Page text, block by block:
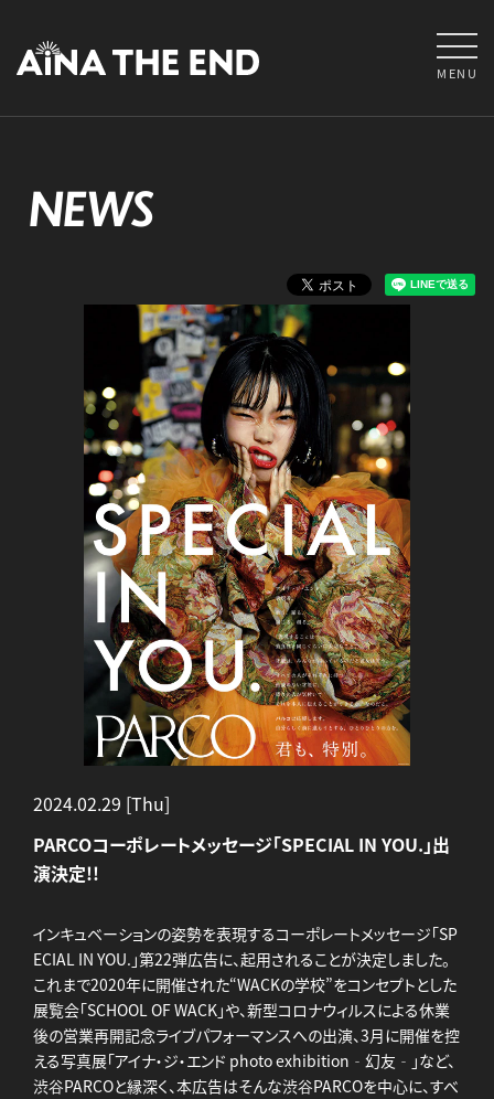
MENU
NEWS
2024.02.29 [Thu]
PARCOコーポレートメッセージ「SPECIAL IN YOU.」出
演決定!!
インキュベーションの姿勢を表現するコーポレートメッセージ「SP
ECIAL IN YOU.」第22弾広告に、起用されることが決定しました。
これまで2020年に開催された“WACKの学校”をコンセプトとした
展覧会「SCHOOL OF WACK」や、新型コロナウィルスによる休業
後の営業再開記念ライブパフォーマンスへの出演、3月に開催を控
える写真展「アイナ・ジ・エンド photo exhibition‐幻友‐」など、
渋谷PARCOと縁深く、本広告はそんな渋谷PARCOを中心に、すべ